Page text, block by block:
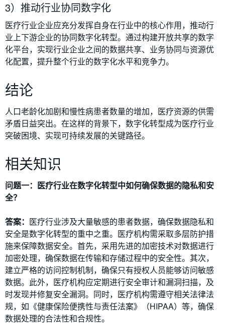
3）推动行业协同数字化
医疗行业企业应充分发挥自身在行业中的核心作用，推动行
业上下游企业的协同数字化转型。通过构建开放共享的数字
化平台，实现行业企业之间的数据共享、业务协同与资源优
化配置，提升整个行业的数字化水平和竞争力。
结论
人口老龄化加剧和慢性病患者数量的增加，医疗资源的供需
矛盾日益突出。在这样的背景下，数字化转型成为医疗行业
突破困境、实现可持续发展的关键路径。
相关知识
问题一：医疗行业在数字化转型中如何确保数据的隐私和安
全？
答案： 医疗行业涉及大量敏感的患者数据，确保数据隐私和
安全是数字化转型的重中之重。医疗机构需采取多层防护措
施来保障数据安全。首先，采用先进的加密技术对数据进行
加密处理，确保数据在传输和存储过程中的安全性。其次，
建立严格的访问控制机制，确保只有授权人员能够访问敏感
数据。此外，医疗机构应定期进行安全审计和漏洞扫描，及
时发现并修复安全漏洞。同时，医疗机构需遵守相关法律法
规，如《健康保险便携性与责任法案》（HIPAA）等，确保
数据处理的合法性和合规性。